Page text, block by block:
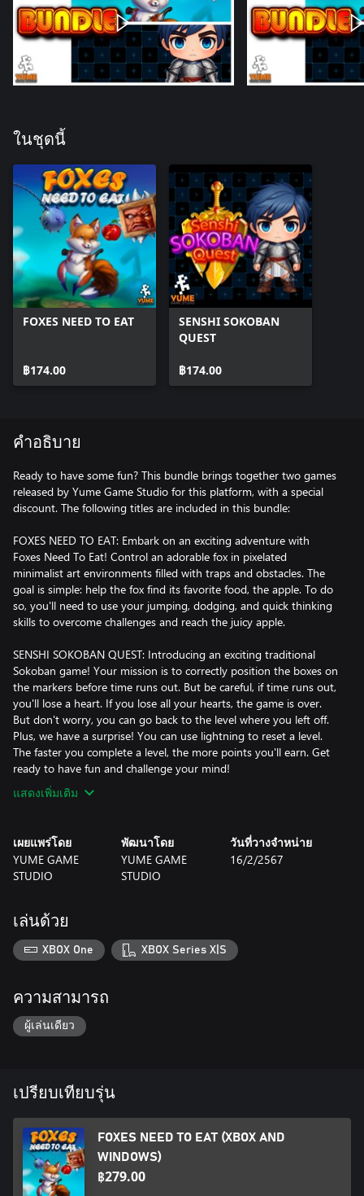
ในชุดนี้
FOXES NEED TO EAT
฿174.00
SENSHI SOKOBAN
QUEST
฿174.00
คำอธิบาย
Ready to have some fun? This bundle brings together two games
released by Yume Game Studio for this platform, with a special
discount. The following titles are included in this bundle:
FOXES NEED TO EAT: Embark on an exciting adventure with
Foxes Need To Eat! Control an adorable fox in pixelated
minimalist art environments filled with traps and obstacles. The
goal is simple: help the fox find its favorite food, the apple. To do
so, you'll need to use your jumping, dodging, and quick thinking
skills to overcome challenges and reach the juicy apple.
SENSHI SOKOBAN QUEST: Introducing an exciting traditional
Sokoban game! Your mission is to correctly position the boxes on
the markers before time runs out. But be careful, if time runs out,
you'll lose a heart. If you lose all your hearts, the game is over.
But don't worry, you can go back to the level where you left off.
Plus, we have a surprise! You can use lightning to reset a level.
The faster you complete a level, the more points you'll earn. Get
ready to have fun and challenge your mind!
แสดงเพิ่มเติม
เผยแพร่โดย
YUME GAME
STUDIO
พัฒนาโดย
YUME GAME
STUDIO
วันที่วางจำหน่าย
16/2/2567
เล่นด้วย
XBOX One XBOX Series X|S
ความสามารถ
ผู้เล่นเดียว
เปรียบเทียบรุ่น
FOXES NEED TO EAT (XBOX AND
WINDOWS)
฿279.00